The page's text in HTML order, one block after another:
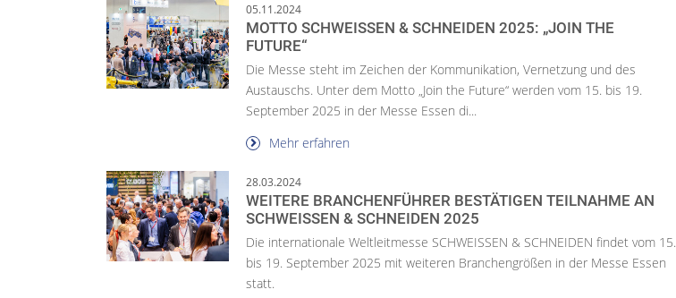
05.11.2024
MOTTO SCHWEISSEN & SCHNEIDEN 2025: „JOIN THE
FUTURE“
Die Messe steht im Zeichen der Kommunikation, Vernetzung und des
Austauschs. Unter dem Motto „Join the Future“ werden vom 15. bis 19.
September 2025 in der Messe Essen di...
Mehr erfahren
28.03.2024
WEITERE BRANCHENFÜHRER BESTÄTIGEN TEILNAHME AN
SCHWEISSEN & SCHNEIDEN 2025
Die internationale Weltleitmesse SCHWEISSEN & SCHNEIDEN findet vom 15.
bis 19. September 2025 mit weiteren Branchengrößen in der Messe Essen
statt.